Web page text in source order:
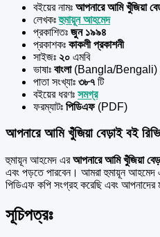
বইয়ের নামঃ আপনারে আমি খুঁজিয়া
লেখকঃহুমায়ূন আহমেদ
প্রকাশিতঃ জুন ১৯৯৪
প্রকাশকঃ কাকলী প্রকাশনী
সাইজঃ ২০ এমবি
ভাষাঃ বাংলা (Bangla/Bengali)
পাতা সংখ্যাঃ ৩৮৭ টি
বইয়ের ধরণঃ সমগ্র
ফরম্যাটঃ পিডিএফ (PDF)
আপনারে আমি খুঁজিয়া বেড়াই বই
হুমায়ূন আহমেদ এরআপনারে আমি খুঁজিয়া
এবং পড়তে পারবেন। আমরা হুমায়ূন আহমেদ
পিডিএফ কপি সংগ্রহ করেছি এবং আপনাদের
সূচিপত্রঃ